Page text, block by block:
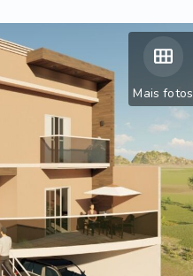
Mais fotos